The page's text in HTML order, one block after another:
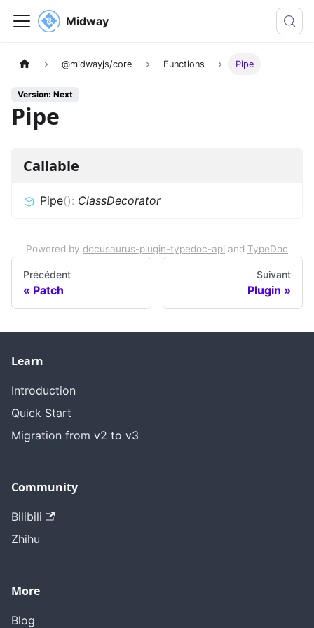
Midway
@midwayjs/core Functions Pipe
Version: Next
Pipe
Callable
Pipe(): ClassDecorator
Powered by docusaurus-plugin-typedoc-api and TypeDoc
Précédent
Patch
Suivant
Plugin
Learn
Introduction
Quick Start
Migration from v2 to v3
Community
Bilibili
Zhihu
More
Blog